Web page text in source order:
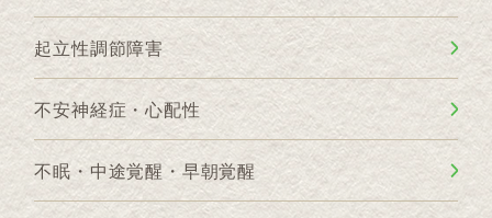
起立性調節障害
不安神経症・心配性
不眠・中途覚醒・早朝覚醒